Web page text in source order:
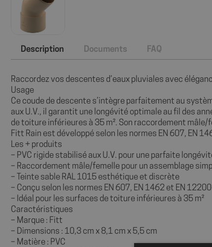
Description Documents FAQ
Raccordez vos descentes d’eaux pluviales avec
Usage
Ce coude de descente s’intègre parfaitement au
aux U.V., il garantit une longévité optimale au fil des
de toiture inférieures à 35 m². Son raccordement
Fitt Rain est développé selon les normes EN 607, EN
Les + produits
– PVC rigide stabilisé aux U.V. pour une parfaite
– Raccordement mâle/femelle pour un assemblage
– Teinte sable RAL 1015 esthétique et discrète
– Conçu selon les normes EN 607, EN 1462 et EN
– Idéal pour les surfaces de toiture inférieures à 35 m²
Caractéristiques
– Marque : Fitt
– Dimensions : 10,3 cm x 8,1 cm x 5,5 cm
– Matière : PVC